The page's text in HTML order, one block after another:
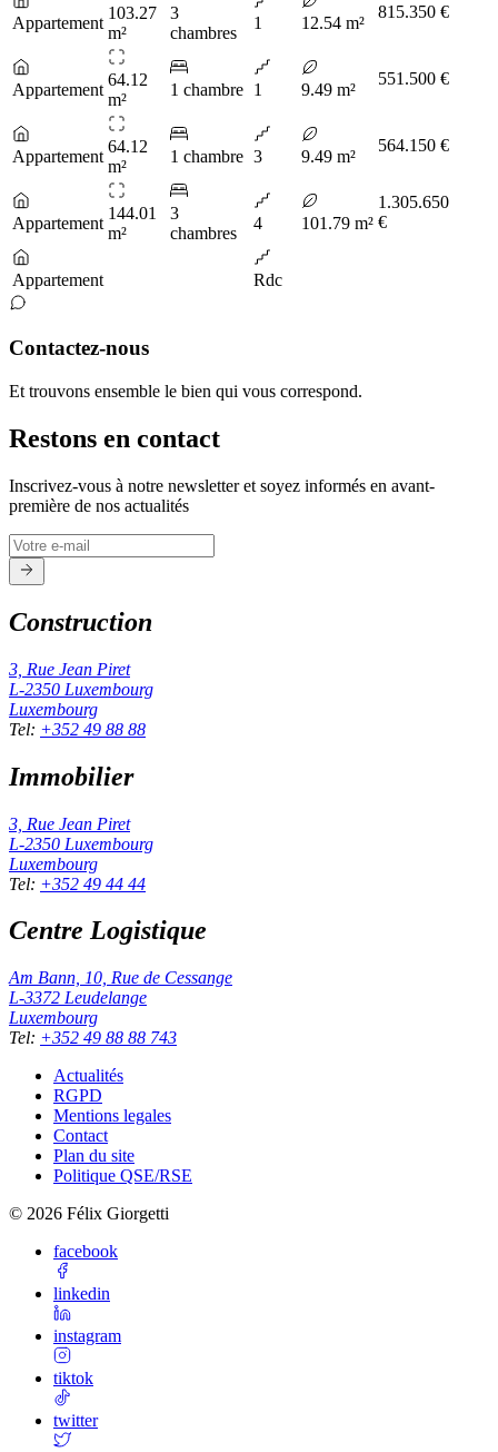
Appartement
103.27
m²
3
chambres
1 12.54 m²
815.350 €
Appartement
64.12
m²
1 chambre 1 9.49 m²
551.500 €
Appartement
64.12
m²
1 chambre 3 9.49 m²
564.150 €
Appartement
144.01
m²
3
chambres
4 101.79 m²
1.305.650
€
Appartement Rdc
Contactez-nous
Et trouvons ensemble le bien qui vous correspond.
Restons en contact
Inscrivez-vous à notre newsletter et soyez informés en avant-
première de nos actualités
Construction
3, Rue Jean Piret
L-2350 Luxembourg
Luxembourg
Tel: +352 49 88 88
Immobilier
3, Rue Jean Piret
L-2350 Luxembourg
Luxembourg
Tel: +352 49 44 44
Centre Logistique
Am Bann, 10, Rue de Cessange
L-3372 Leudelange
Luxembourg
Tel: +352 49 88 88 743
Actualités
RGPD
Mentions legales
Contact
Plan du site
Politique QSE/RSE
© 2026 Félix Giorgetti
facebook
linkedin
instagram
tiktok
twitter